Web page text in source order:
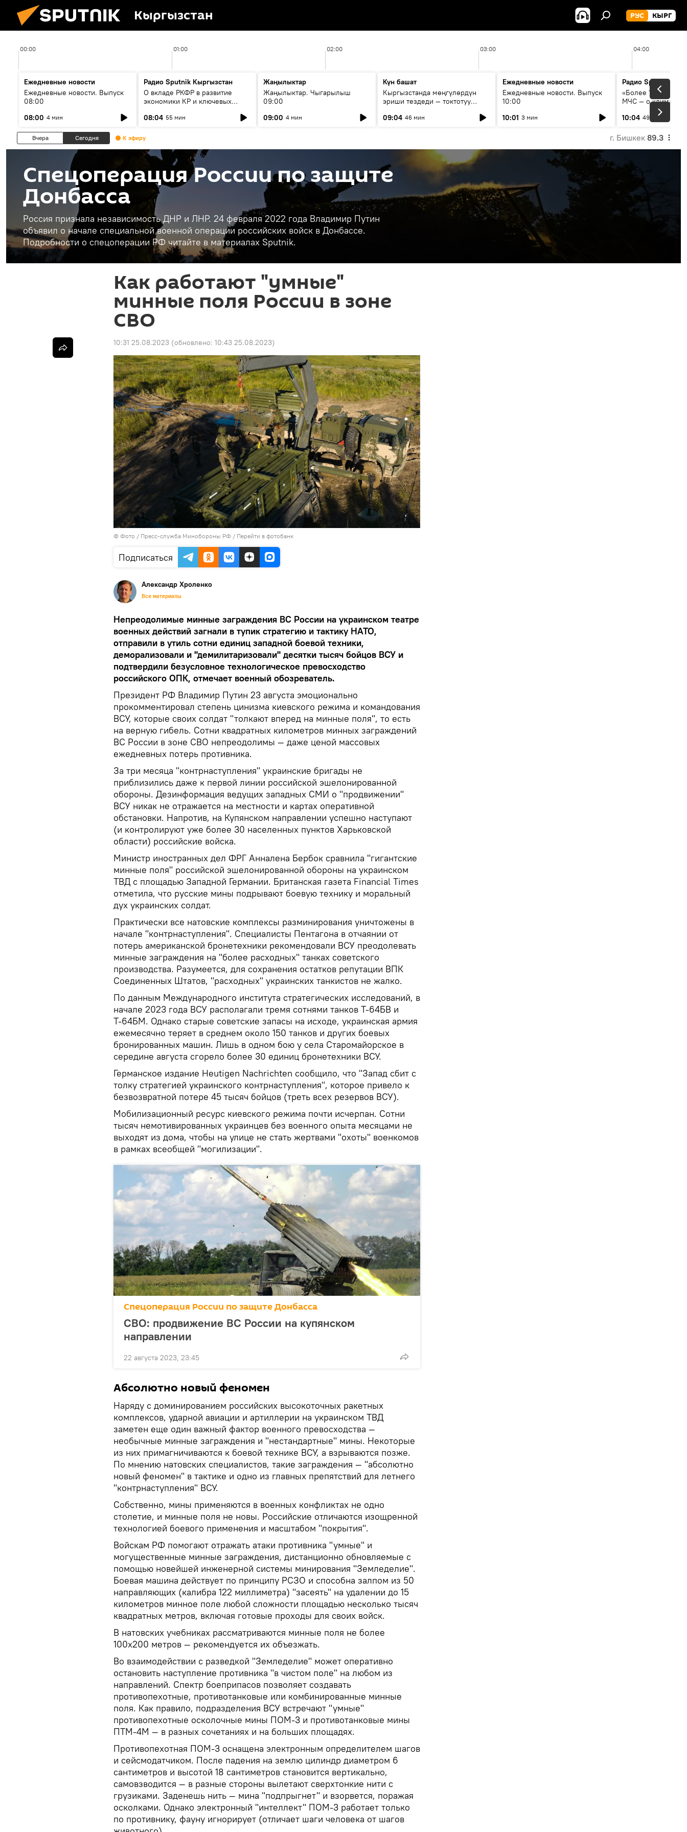
Кыргызстан РУС КЫРГ
00:00 01:00 02:00 03:00 04:00
Ежедневные новости
Ежедневные новости. Выпуск
08:00
08:00 4 мин
Радио Sputnik Кыргызстан
О вкладе РКФР в развитие
экономики КР и ключевых
08:04 55 мин
Жаңылыктар
Жаңылыктар. Чыгарылыш
09:00
09:00 4 мин
Күн башат
Кыргызстанда мөңгүлөрдүн
эриши тездеди — токтотуу
09:04 46 мин
Ежедневные новости
Ежедневные новости. Выпуск
10:00
10:01 3 мин
Радио Sputnik
«Более 1200 сёл в
МЧС — о климате,
системе
населения
10:04 49 мин
Вчера Сегодня К эфиру г. Бишкек 89.3
Спецоперация России по защите
Донбасса
Россия признала независимость ДНР и ЛНР. 24 февраля 2022 года Владимир Путин
объявил о начале специальной военной операции российских войск в Донбассе.
Подробности о спецоперации РФ читайте в материалах Sputnik.
Как работают "умные"
минные поля России в зоне
СВО
10:31 25.08.2023 (обновлено: 10:43 25.08.2023)
© Фото / Пресс-служба Минобороны РФ / Перейти в фотобанк
Подписаться
Александр Хроленко
Все материалы
Непреодолимые минные заграждения ВС России на украинском театре
военных действий загнали в тупик стратегию и тактику НАТО,
отправили в утиль сотни единиц западной боевой техники,
деморализовали и "демилитаризовали" десятки тысяч бойцов ВСУ и
подтвердили безусловное технологическое превосходство
российского ОПК, отмечает военный обозреватель.
Президент РФ Владимир Путин 23 августа эмоционально
прокомментировал степень цинизма киевского режима и командования
ВСУ, которые своих солдат "толкают вперед на минные поля", то есть
на верную гибель. Сотни квадратных километров минных заграждений
ВС России в зоне СВО непреодолимы — даже ценой массовых
ежедневных потерь противника.
За три месяца "контрнаступления" украинские бригады не
приблизились даже к первой линии российской эшелонированной
обороны. Дезинформация ведущих западных СМИ о "продвижении"
ВСУ никак не отражается на местности и картах оперативной
обстановки. Напротив, на Купянском направлении успешно наступают
(и контролируют уже более 30 населенных пунктов Харьковской
области) российские войска.
Министр иностранных дел ФРГ Анналена Бербок сравнила "гигантские
минные поля" российской эшелонированной обороны на украинском
ТВД с площадью Западной Германии. Британская газета Financial Times
отметила, что русские мины подрывают боевую технику и моральный
дух украинских солдат.
Практически все натовские комплексы разминирования уничтожены в
начале "контрнаступления". Специалисты Пентагона в отчаянии от
потерь американской бронетехники рекомендовали ВСУ преодолевать
минные заграждения на "более расходных" танках советского
производства. Разумеется, для сохранения остатков репутации ВПК
Соединенных Штатов, "расходных" украинских танкистов не жалко.
По данным Международного института стратегических исследований, в
начале 2023 года ВСУ располагали тремя сотнями танков Т-64БВ и
Т-64БМ. Однако старые советские запасы на исходе, украинская армия
ежемесячно теряет в среднем около 150 танков и других боевых
бронированных машин. Лишь в одном бою у села Старомайорское в
середине августа сгорело более 30 единиц бронетехники ВСУ.
Германское издание Heutigen Nachrichten сообщило, что "Запад сбит с
толку стратегией украинского контрнаступления", которое привело к
безвозвратной потере 45 тысяч бойцов (треть всех резервов ВСУ).
Мобилизационный ресурс киевского режима почти исчерпан. Сотни
тысяч немотивированных украинцев без военного опыта месяцами не
выходят из дома, чтобы на улице не стать жертвами "охоты" военкомов
в рамках всеобщей "могилизации".
Спецоперация России по защите Донбасса
СВО: продвижение ВС России на купянском
направлении
22 августа 2023, 23:45
Абсолютно новый феномен
Наряду с доминированием российских высокоточных ракетных
комплексов, ударной авиации и артиллерии на украинском ТВД
заметен еще один важный фактор военного превосходства —
необычные минные заграждения и "нестандартные" мины. Некоторые
из них примагничиваются к боевой технике ВСУ, а взрываются позже.
По мнению натовских специалистов, такие заграждения — "абсолютно
новый феномен" в тактике и одно из главных препятствий для летнего
"контрнаступления" ВСУ.
Собственно, мины применяются в военных конфликтах не одно
столетие, и минные поля не новы. Российские отличаются изощренной
технологией боевого применения и масштабом "покрытия".
Войскам РФ помогают отражать атаки противника "умные" и
могущественные минные заграждения, дистанционно обновляемые с
помощью новейшей инженерной системы минирования "Земледелие".
Боевая машина действует по принципу РСЗО и способна залпом из 50
направляющих (калибра 122 миллиметра) "засеять" на удалении до 15
километров минное поле любой сложности площадью несколько тысяч
квадратных метров, включая готовые проходы для своих войск.
В натовских учебниках рассматриваются минные поля не более
100х200 метров — рекомендуется их объезжать.
Во взаимодействии с разведкой "Земледелие" может оперативно
остановить наступление противника "в чистом поле" на любом из
направлений. Спектр боеприпасов позволяет создавать
противопехотные, противотанковые или комбинированные минные
поля. Как правило, подразделения ВСУ встречают "умные"
противопехотные осколочные мины ПОМ-3 и противотанковые мины
ПТМ-4М — в разных сочетаниях и на больших площадях.
Противопехотная ПОМ-3 оснащена электронным определителем шагов
и сейсмодатчиком. После падения на землю цилиндр диаметром 6
сантиметров и высотой 18 сантиметров становится вертикально,
самовзводится — в разные стороны вылетают сверхтонкие нити с
грузиками. Заденешь нить — мина "подпрыгнет" и взорвется, поражая
осколками. Однако электронный "интеллект" ПОМ-3 работает только
по противнику, фауну игнорирует (отличает шаги человека от шагов